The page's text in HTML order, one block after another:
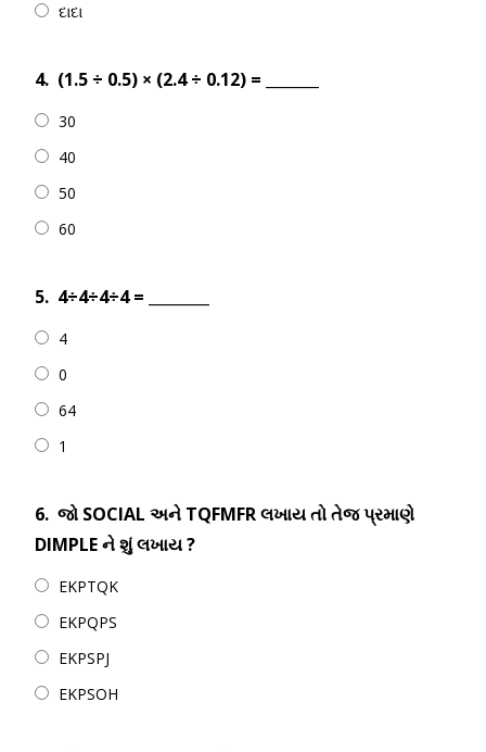
દાદા
4. (1.5 ÷ 0.5) × (2.4 ÷ 0.12) = _______
30
40
50
60
5. 4÷4÷4÷4 = ________
4
0
64
1
6. જો SOCIAL અને TQFMFR લખાય તો તેજ પ્રમાણે
DIMPLE ને શું લખાય ?
EKPTQK
EKPQPS
EKPSPJ
EKPSOH